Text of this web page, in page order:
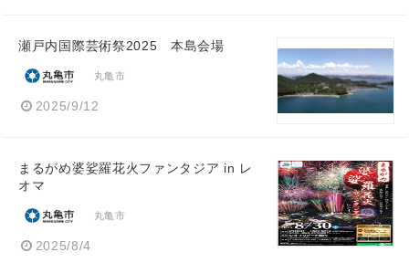
瀬戸内国際芸術祭2025 本島会場
丸亀市
2025/9/12
まるがめ婆娑羅花火ファンタジア in レ
オマ
丸亀市
2025/8/4